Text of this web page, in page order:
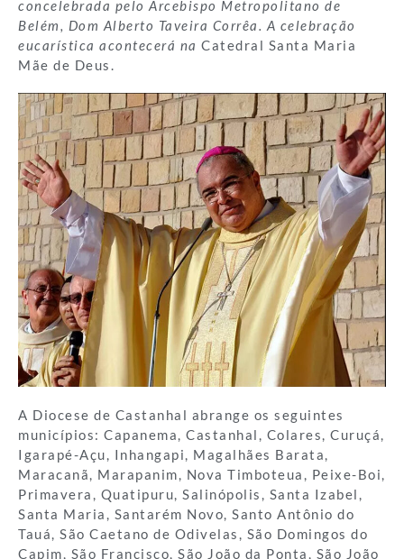
concelebrada pelo Arcebispo Metropolitano de
Belém, Dom Alberto Taveira Corrêa. A celebração
eucarística acontecerá na Catedral Santa Maria
Mãe de Deus.
A Diocese de Castanhal abrange os seguintes
municípios: Capanema, Castanhal, Colares, Curuçá,
Igarapé-Açu, Inhangapi, Magalhães Barata,
Maracanã, Marapanim, Nova Timboteua, Peixe-Boi,
Primavera, Quatipuru, Salinópolis, Santa Izabel,
Santa Maria, Santarém Novo, Santo Antônio do
Tauá, São Caetano de Odivelas, São Domingos do
Capim, São Francisco, São João da Ponta, São João